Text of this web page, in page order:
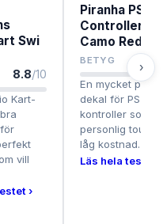
Swi
8.8/10
Kart-
vill
›
Piranha PS5
Controller
Camo Red
BETYG
En mycket
dekal för PS5-
kontroller som
personlig touch
låg kostnad.
Läs hela testet ›
›